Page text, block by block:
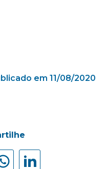
em 11/08/2020